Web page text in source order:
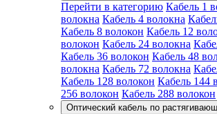
Перейти в категорию Кабель 1
волокна Кабель 4 волокна
Кабель 8 волокон Кабель 12
волокон Кабель 24 волокна
Кабель 36 волокон Кабель 48
волокна Кабель 72 волокна
Кабель 128 волокон Кабель 144
256 волокон Кабель 288 волокон
Оптический кабель по